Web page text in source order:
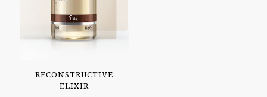
RECONSTRUCTIVE
ELIXIR